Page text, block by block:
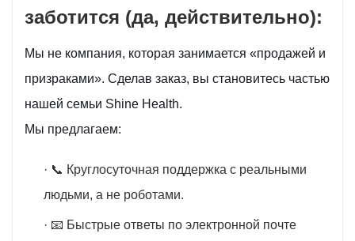
заботится (да, действительно):
Мы не компания, которая занимается «продажей и
призраками». Сделав заказ, вы становитесь частью
нашей семьи Shine Health.
Мы предлагаем:
· 📞 Круглосуточная поддержка с реальными
людьми, а не роботами.
· 📧 Быстрые ответы по электронной почте